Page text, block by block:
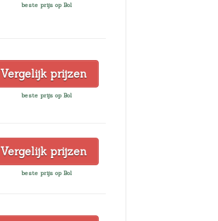
beste prijs op Bol
Vergelijk prijzen
beste prijs op Bol
Vergelijk prijzen
beste prijs op Bol